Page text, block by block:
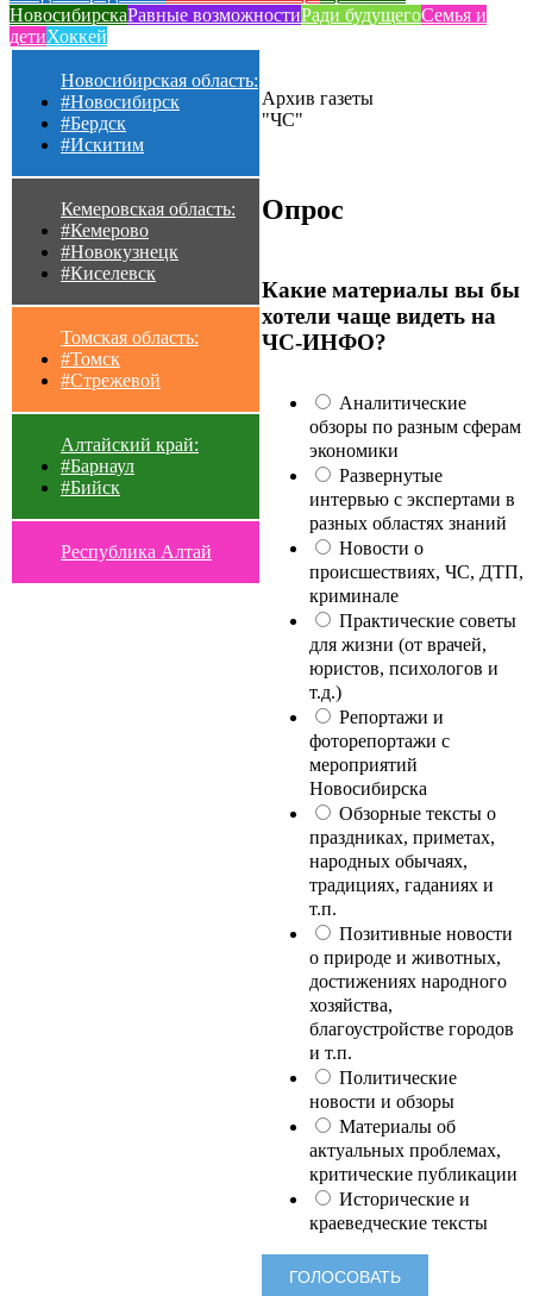
НовосибирскаРавные возможностиРади будущегоСемья и
детиХоккей
Новосибирская область:
#Новосибирск
#Бердск
#Искитим
Кемеровская область:
#Кемерово
#Новокузнецк
#Киселевск
Томская область:
#Томск
#Стрежевой
Алтайский край:
#Барнаул
#Бийск
Республика Алтай
Архив газеты
"ЧС"
Опрос
Какие материалы вы бы
хотели чаще видеть на
ЧС-ИНФО?
Аналитические
обзоры по разным сферам
экономики
Развернутые
интервью с экспертами в
разных областях знаний
Новости о
происшествиях, ЧС, ДТП,
криминале
Практические советы
для жизни (от врачей,
юристов, психологов и
т.д.)
Репортажи и
фоторепортажи с
мероприятий
Новосибирска
Обзорные тексты о
праздниках, приметах,
народных обычаях,
традициях, гаданиях и
т.п.
Позитивные новости
о природе и животных,
достижениях народного
хозяйства,
благоустройстве городов
и т.п.
Политические
новости и обзоры
Материалы об
актуальных проблемах,
критические публикации
Исторические и
краеведческие тексты